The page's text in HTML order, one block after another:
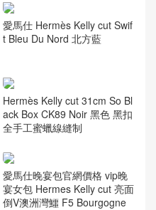
愛馬仕 Hermès Kelly cut Swif
t Bleu Du Nord 北方藍
Hermès Kelly cut 31cm So Bl
ack Box CK89 Noir 黑色 黑扣
全手工蜜蠟線縫制
愛馬仕晚宴包官網價格 vip晚
宴女包 Hermes Kelly cut 亮面
倒V澳洲灣鱷 F5 Bourgogne